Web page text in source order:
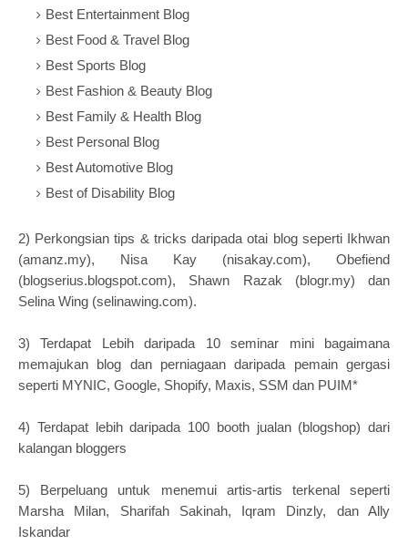
Best Entertainment Blog
Best Food & Travel Blog
Best Sports Blog
Best Fashion & Beauty Blog
Best Family & Health Blog
Best Personal Blog
Best Automotive Blog
Best of Disability Blog
2) Perkongsian tips & tricks daripada otai blog seperti Ikhwan
(amanz.my), Nisa Kay (nisakay.com), Obefiend
(blogserius.blogspot.com), Shawn Razak (blogr.my) dan
Selina Wing (selinawing.com).
3) Terdapat Lebih daripada 10 seminar mini bagaimana
memajukan blog dan perniagaan daripada pemain gergasi
seperti MYNIC, Google, Shopify, Maxis, SSM dan PUIM*
4) Terdapat lebih daripada 100 booth jualan (blogshop) dari
kalangan bloggers
5) Berpeluang untuk menemui artis-artis terkenal seperti
Marsha Milan, Sharifah Sakinah, Iqram Dinzly, dan Ally
Iskandar